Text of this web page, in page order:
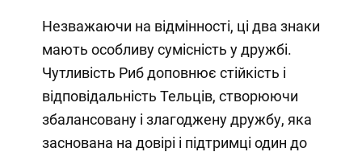
Незважаючи на відмінності, ці два знаки
мають особливу сумісність у дружбі.
Чутливість Риб доповнює стійкість і
відповідальність Тельців, створюючи
збалансовану і злагоджену дружбу, яка
заснована на довірі і підтримці один до